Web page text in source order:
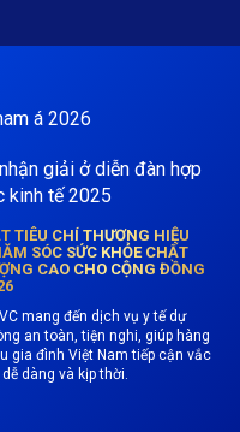
TIÊU CHÍ THƯƠNG HIỆU
SÓC SỨC KHỎE CHẤT
CAO CHO CỘNG ĐỒNG
mang đến dịch vụ y tế dự
an toàn, tiện nghi, giúp hàng
gia đình Việt Nam tiếp cận vắc
dàng và kịp thời.